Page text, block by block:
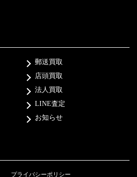
郵送買取
店頭買取
法人買取
LINE査定
お知らせ
プライバシーポリシー